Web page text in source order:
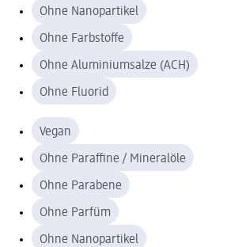
Ohne Nanopartikel
Ohne Farbstoffe
Ohne Aluminiumsalze (ACH)
Ohne Fluorid
Vegan
Ohne Paraffine / Mineralöle
Ohne Parabene
Ohne Parfüm
Ohne Nanopartikel